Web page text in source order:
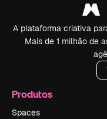
A plataforma criativa
Mais de 1 milhão de
Produtos
Spaces